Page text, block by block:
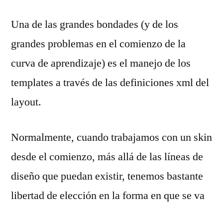
Una de las grandes bondades (y de los
grandes problemas en el comienzo de la
curva de aprendizaje) es el manejo de los
templates a través de las definiciones xml del
layout.
Normalmente, cuando trabajamos con un skin
desde el comienzo, más allá de las líneas de
diseño que puedan existir, tenemos bastante
libertad de elección en la forma en que se va